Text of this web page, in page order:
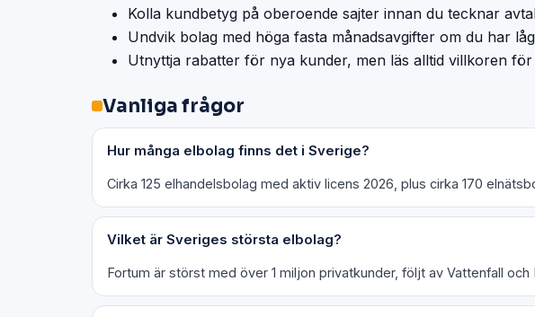
Kolla kundbetyg på oberoende sajter innan du tecknar
Undvik bolag med höga fasta månadsavgifter om du har
Utnyttja rabatter för nya kunder, men läs alltid villkoren för
Vanliga frågor
Hur många elbolag finns det i Sverige?
Cirka 125 elhandelsbolag med aktiv licens 2026, plus cirka 170
Vilket är Sveriges största elbolag?
Fortum är störst med över 1 miljon privatkunder, följt av Vattenfall och